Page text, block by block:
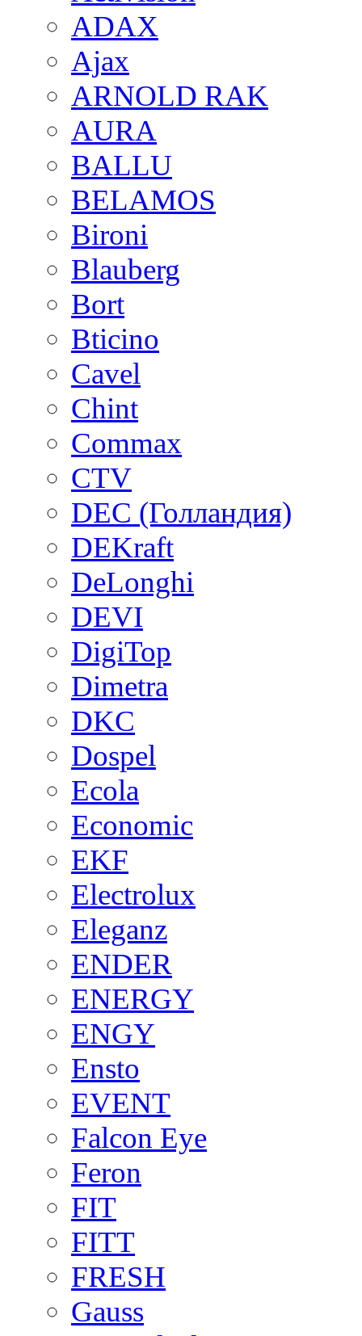
ADAX
Ajax
ARNOLD RAK
AURA
BALLU
BELAMOS
Bironi
Blauberg
Bort
Bticino
Cavel
Chint
Commax
CTV
DEC (Голландия)
DEKraft
DeLonghi
DEVI
DigiTop
Dimetra
DKC
Dospel
Ecola
Economic
EKF
Electrolux
Eleganz
ENDER
ENERGY
ENGY
Ensto
EVENT
Falcon Eye
Feron
FIT
FITT
FRESH
Gauss